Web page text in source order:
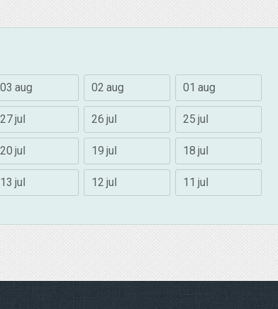
03 aug 02 aug 01 aug
27 jul 26 jul 25 jul
20 jul 19 jul 18 jul
13 jul 12 jul 11 jul